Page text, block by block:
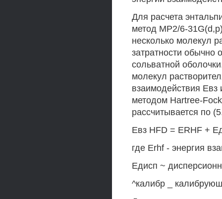
Для расчета
метод MP2/6-
несколько молекул
затратности обычно
сольватной
молекул
взаимодействия
методом Hartree-
рассчитывается по
Евз HFD = ERHF +
где Erhf - энергия
Едисп ~
^калибр _